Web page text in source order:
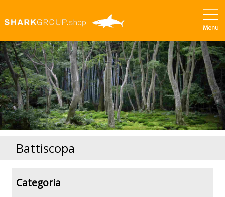
Battiscopa
Categoria